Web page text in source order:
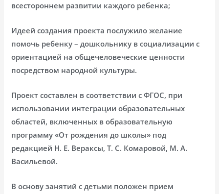
всестороннем развитии каждого ребенка;
Идеей создания проекта послужило желание
помочь ребенку – дошкольнику в социализации с
ориентацией на общечеловеческие ценности
посредством народной культуры.
Проект составлен в соответствии с ФГОС, при
использовании интеграции образовательных
областей, включенных в образовательную
программу «От рождения до школы» под
редакцией Н. Е. Вераксы, Т. С. Комаровой, М. А.
Васильевой.
В основу занятий с детьми положен прием